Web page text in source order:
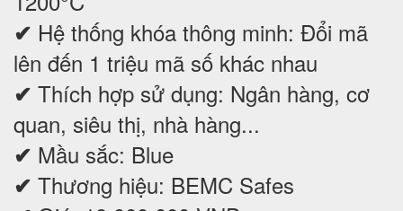
✔ Hệ thống khóa thông minh: Đổi mã
lên đến 1 triệu mã số khác nhau
✔ Thích hợp sử dụng: Ngân hàng, cơ
quan, siêu thị, nhà hàng...
✔ Mầu sắc: Blue
✔ Thương hiệu: BEMC Safes